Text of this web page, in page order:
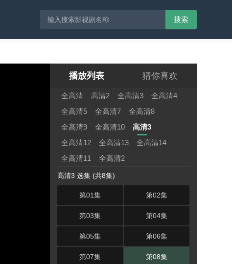
搜索
播放列表 猜你喜欢
全高清 高清2 全高清3
全高清4
全高清5
全高清7
全高清8
全高清9
全高清10
高清3
全高清12
全高清13
全高清14
全高清11
全高清2
高清3 选集 (共8集)
第01集 第02集
第03集 第04集
第05集 第06集
第07集 第08集